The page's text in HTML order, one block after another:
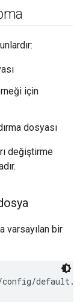
için
dosyası
değiştirme
varsayılan bir
config/